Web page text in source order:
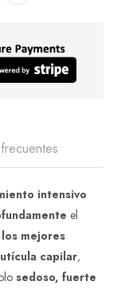
intensivo
el
los mejores
capilar,
sedoso, fuerte